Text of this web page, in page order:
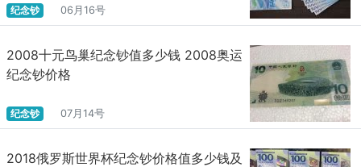
纪念钞 06月16号
2008十元鸟巢纪念钞值多少钱 2008奥运
纪念钞价格
纪念钞 07月14号
2018俄罗斯世界杯纪念钞价格值多少钱及